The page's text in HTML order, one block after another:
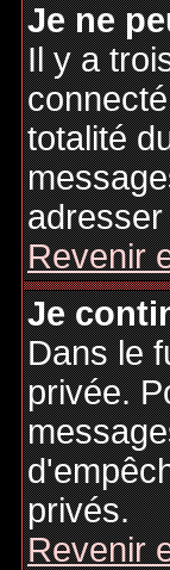
Je ne
Il y a
totalité
Revenir
Je
Dans le
privée.
privés.
Revenir